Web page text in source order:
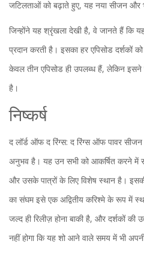
जटिलताओं को बढ़ाते हुए, यह नया सीजन और
जिन्होंने यह श्रृंखला देखी है, वे जानते हैं कि
प्रदान करती है। इसका हर एपिसोड
केवल तीन एपिसोड ही उपलब्ध हैं, लेकिन इसने
है।
निष्कर्ष
द लॉर्ड ऑफ द रिंग्स: द रिंग्स ऑफ पावर
अनुभव है। यह उन सभी को आकर्षित करने में
और उसके पात्रों के लिए विशेष स्थान है।
का संघम इसे एक अद्वितीय करिश्मे के रूप में
जल्द ही रिलीज़ होना बाकी है, और दर्शकों
नहीं होगा कि यह शो आने वाले समय में भी